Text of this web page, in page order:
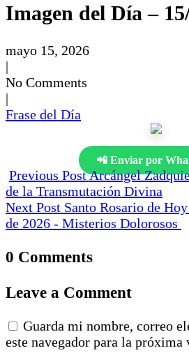
Imagen del Día –
mayo 15, 2026
|
No Comments
|
Frase del Día
📲 Enviar por
Previous PostArcángel
de la Transmutación Divina
Next Post Santo Rosario de
de 2026 - Misterios Dolorosos
0 Comments
Leave a Comment
Guarda mi nombre, correo
este navegador para la próxima